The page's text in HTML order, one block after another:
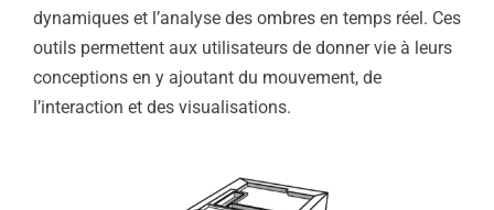
dynamiques et l’analyse des ombres en temps réel. Ces
outils permettent aux utilisateurs de donner vie à leurs
conceptions en y ajoutant du mouvement, de
l’interaction et des visualisations.